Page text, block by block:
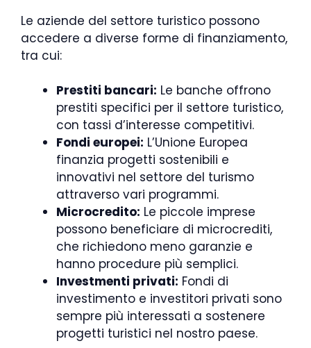
Le aziende del settore turistico possono
accedere a diverse forme di finanziamento,
tra cui:
Prestiti bancari: Le banche offrono
prestiti specifici per il settore turistico,
con tassi d’interesse competitivi.
Fondi europei: L’Unione Europea
finanzia progetti sostenibili e
innovativi nel settore del turismo
attraverso vari programmi.
Microcredito: Le piccole imprese
possono beneficiare di microcrediti,
che richiedono meno garanzie e
hanno procedure più semplici.
Investmenti privati: Fondi di
investimento e investitori privati sono
sempre più interessati a sostenere
progetti turistici nel nostro paese.